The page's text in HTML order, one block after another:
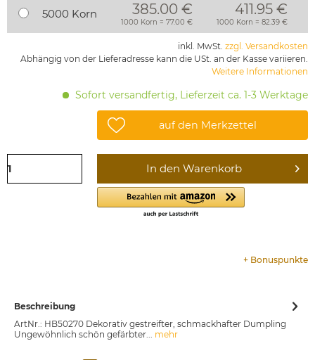
5000 Korn 385.00 €
1000 Korn = 77.00 €
411.95 €
1000 Korn = 82.39 €
inkl. MwSt. zzgl. Versandkosten
Abhängig von der Lieferadresse kann die USt. an der Kasse variieren.
Weitere Informationen
Sofort versandfertig, Lieferzeit ca. 1-3 Werktage
auf den Merkzettel
In den Warenkorb
+ Bonuspunkte
Beschreibung
ArtNr.: HB50270 Dekorativ gestreifter, schmackhafter Dumpling
Ungewöhnlich schön gefärbter... mehr